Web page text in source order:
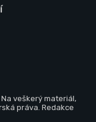
veškerý materiál,
práva. Redakce